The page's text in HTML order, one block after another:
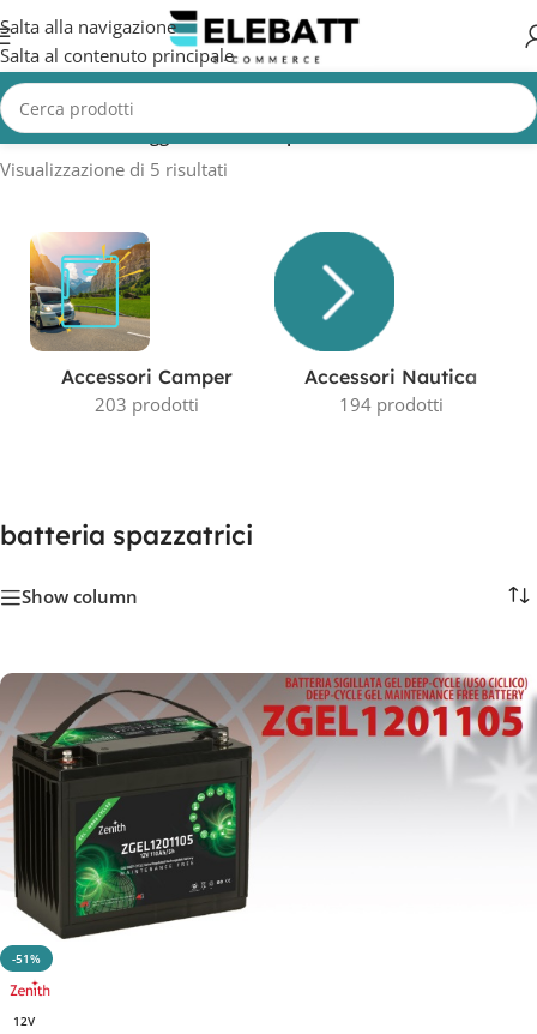
Salta alla navigazione
Salta al contenuto principale
Home/Prodotti taggati “batteria spazzatrici”
Visualizzazione di 5 risultati
Accessori Camper
203 prodotti
Accessori Nautica
194 prodotti
batteria spazzatrici
Show column
-51%
12V